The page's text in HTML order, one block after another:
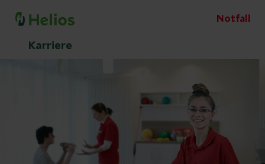
Notfall
Karriere